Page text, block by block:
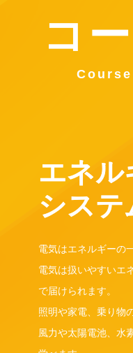
コ
エネル
ムコー
電気はエネルギーの
電気は扱いやすいエ
で届けられます。
照明や家電、乗り物
風力や太陽電池、水